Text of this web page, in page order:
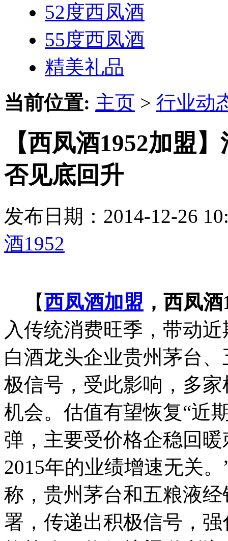
52度西凤酒
55度西凤酒
精美礼品
当前位置: 主页 > 行业动
【西凤酒1952加盟
否见底回升
发布日期：2014-12-26
酒1952
【西凤酒加盟 ，西凤
入传统消费旺季，带动
白酒龙头企业贵州茅台
极信号，受此影响，多
机会。估值有望恢复“近
弹，主要受价格企稳回
2015年的业绩增速无关
称，贵州茅台和五粮液
署，传递出积极信号，